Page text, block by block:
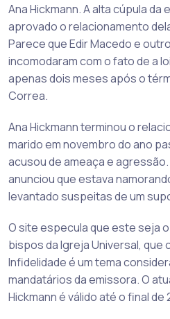
Ana Hickmann. A alta cúpula da
aprovado o relacionamento
Parece que Edir Macedo e
incomodaram com o fato de a
apenas dois meses após o
Correa.
Ana Hickmann terminou o
marido em novembro do ano
acusou de ameaça e
anunciou que estava
levantado suspeitas de um
O site especula que este seja
bispos da Igreja Universal, que
Infidelidade é um tema
mandatários da emissora. O
Hickmann é válido até o final de